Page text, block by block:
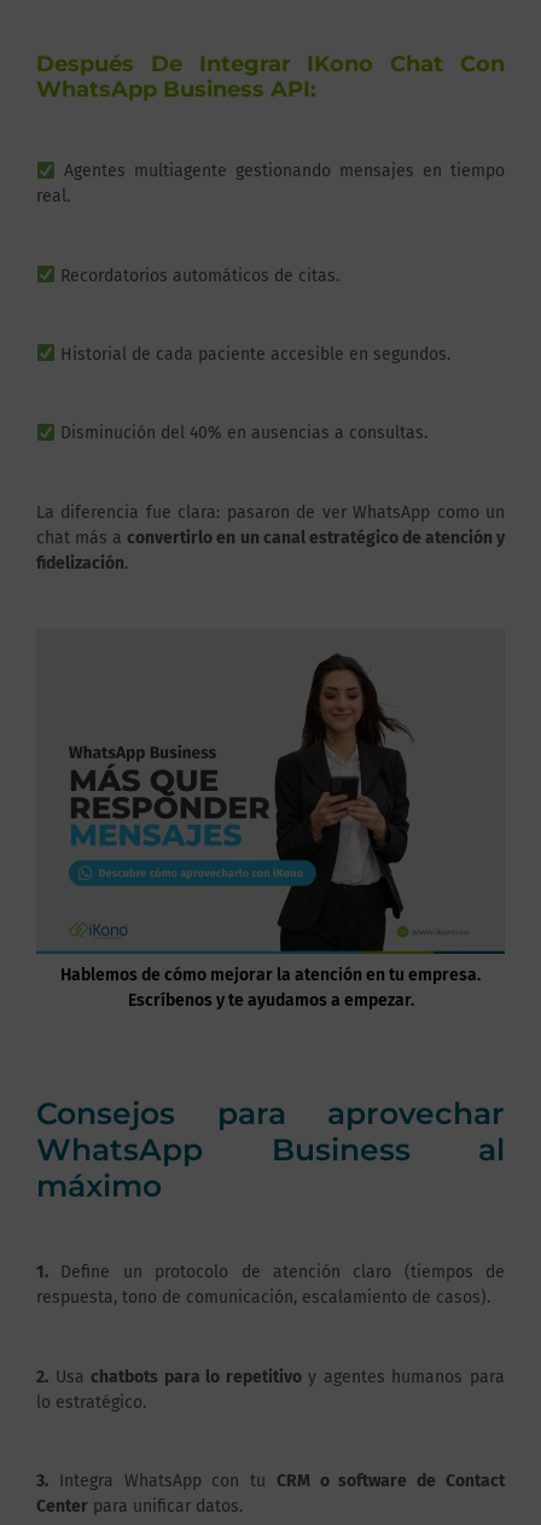
Después De Integrar IKono Chat Con
WhatsApp Business API:
Agentes multiagente gestionando mensajes en tiempo
real.
Recordatorios automáticos de citas.
Historial de cada paciente accesible en segundos.
Disminución del 40% en ausencias a consultas.
La diferencia fue clara: pasaron de ver WhatsApp como un
chat más aconvertirlo en un canal estratégico de atención y
fidelización.
Hablemos de cómo mejorar la atención en tu empresa.
Escríbenos y te ayudamos a empezar.
Consejos para aprovechar
WhatsApp Business al
máximo
1. Define un protocolo de atención claro (tiempos de
respuesta, tono de comunicación, escalamiento de casos).
2. Usachatbots para lo repetitivoy agentes humanos para
lo estratégico.
3. Integra WhatsApp con tu CRM o software de Contact
Center para unificar datos.